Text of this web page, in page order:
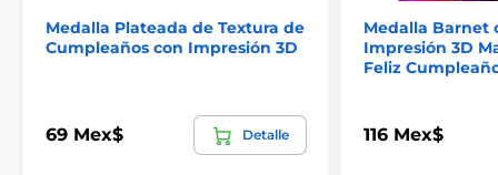
Medalla Plateada de Textura de
Cumpleaños con Impresión 3D
69 Mex$ Detalle
Medalla Barnet
Impresión 3D
Feliz
116 Mex$